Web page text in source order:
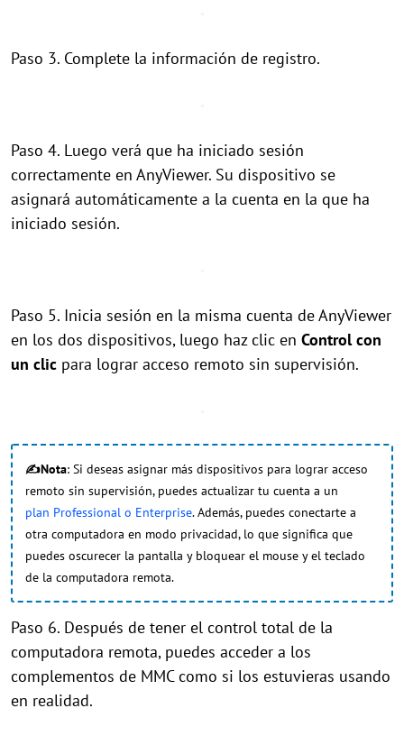
Paso 3. Complete la información de registro.
Paso 4. Luego verá que ha iniciado sesión
correctamente en AnyViewer. Su dispositivo se
asignará automáticamente a la cuenta en la que ha
iniciado sesión.
Paso 5. Inicia sesión en la misma cuenta de AnyViewer
en los dos dispositivos, luego haz clic en Control con
un clic para lograr acceso remoto sin supervisión.
✍Nota: Si deseas asignar más dispositivos para lograr acceso
remoto sin supervisión, puedes actualizar tu cuenta a un
plan Professional o Enterprise. Además, puedes conectarte a
otra computadora en modo privacidad, lo que significa que
puedes oscurecer la pantalla y bloquear el mouse y el teclado
de la computadora remota.
Paso 6. Después de tener el control total de la
computadora remota, puedes acceder a los
complementos de MMC como si los estuvieras usando
en realidad.